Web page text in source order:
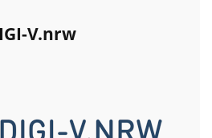
V.nrw